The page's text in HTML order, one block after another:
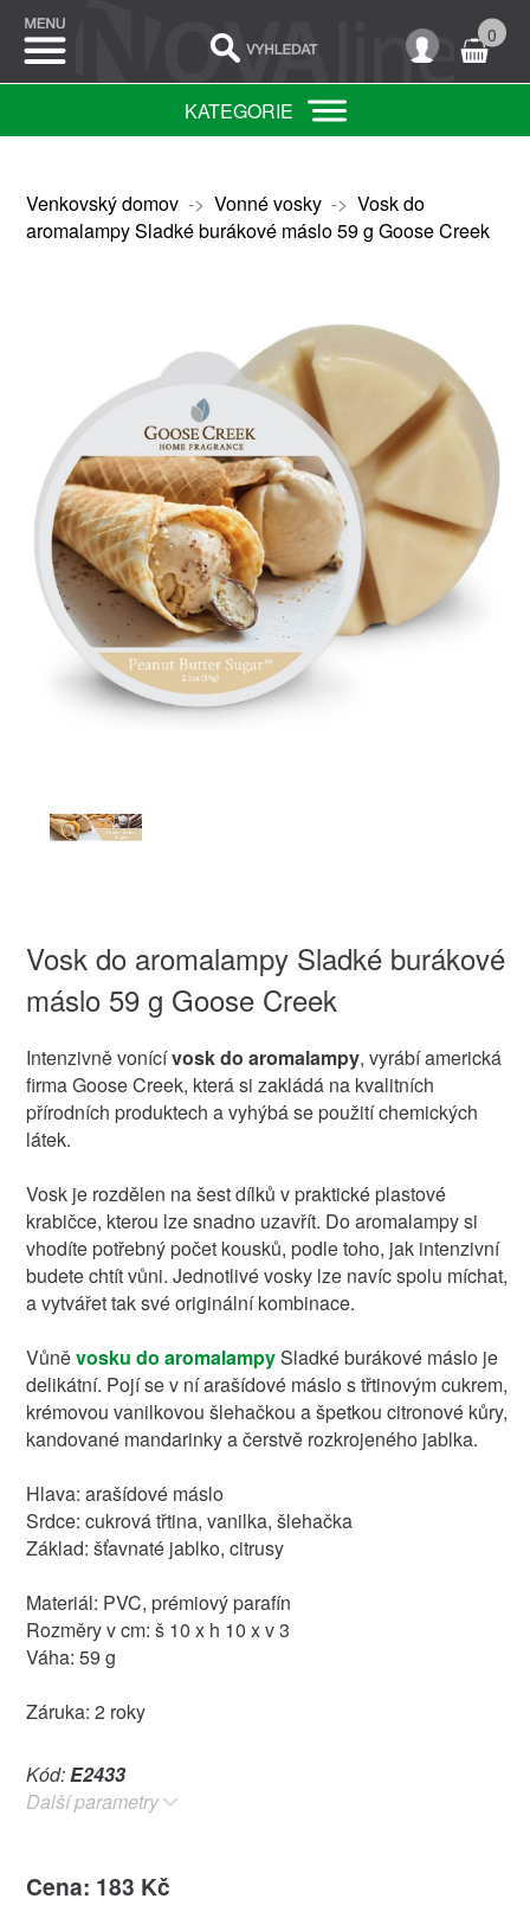
0
KATEGORIE
Venkovský domov-> Vonné vosky-> Vosk do
aromalampy Sladké burákové máslo 59 g Goose Creek
Vosk do aromalampy Sladké burákové
máslo 59 g Goose Creek
Intenzivně vonícívosk do aromalampy, vyrábí americká
firma Goose Creek, která si zakládá na kvalitních
přírodních produktech a vyhýbá se použití chemických
látek.
Vosk je rozdělen na šest dílků v praktické plastové
krabičce, kterou lze snadno uzavřít. Do aromalampy si
vhodíte potřebný počet kousků, podle toho, jak intenzivní
budete chtít vůni. Jednotlivé vosky lze navíc spolu míchat,
a vytvářet tak své originální kombinace.
Vůněvosku do aromalampySladké burákové máslo je
delikátní. Pojí se v ní arašídové máslo s třtinovým cukrem,
krémovou vanilkovou šlehačkou a špetkou citronové kůry,
kandované mandarinky a čerstvě rozkrojeného jablka.
Hlava: arašídové máslo
Srdce: cukrová třtina, vanilka, šlehačka
Základ: šťavnaté jablko, citrusy
Materiál: PVC, prémiový parafín
Rozměry v cm: š 10 x h 10 x v 3
Váha: 59 g
Záruka: 2 roky
Kód:E2433
Další parametry
Cena: 183 Kč